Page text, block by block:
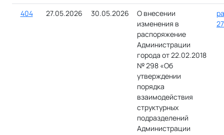
404 27.05.2026 30.05.2026
О внесении
изменения в
распоряжение
Администрации
города от 22.02.2018
№ 298 «Об
утверждении
порядка
взаимодействия
структурных
подразделений
Администрации